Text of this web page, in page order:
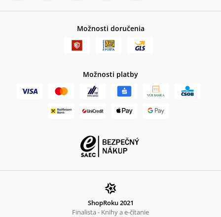
Možnosti doručenia
Možnosti platby
ShopRoku 2021
Finalista - Knihy a e-čítanie